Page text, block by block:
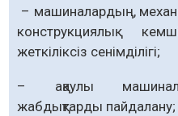
– машиналардың,
конструкциялық
жеткіліксіз сенімділігі;
– ақаулы
жабдықтарды пайдалану;